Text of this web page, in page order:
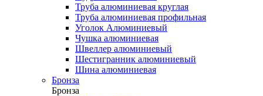
Труба алюминиевая круглая
Труба алюминиевая профильная
Уголок Алюминиевый
Чушка алюминиевая
Швеллер алюминиевый
Шестигранник алюминиевый
Шина алюминиевая
Бронза
Бронза